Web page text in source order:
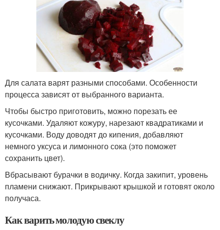
Для салата варят разными способами. Особенности
процесса зависят от выбранного варианта.
Чтобы быстро приготовить, можно порезать ее
кусочками. Удаляют кожуру, нарезают квадратиками и
кусочками. Воду доводят до кипения, добавляют
немного уксуса и лимонного сока (это поможет
сохранить цвет).
Вбрасывают бурачки в водичку. Когда закипит, уровень
пламени снижают. Прикрывают крышкой и готовят около
получаса.
Как варить молодую свеклу